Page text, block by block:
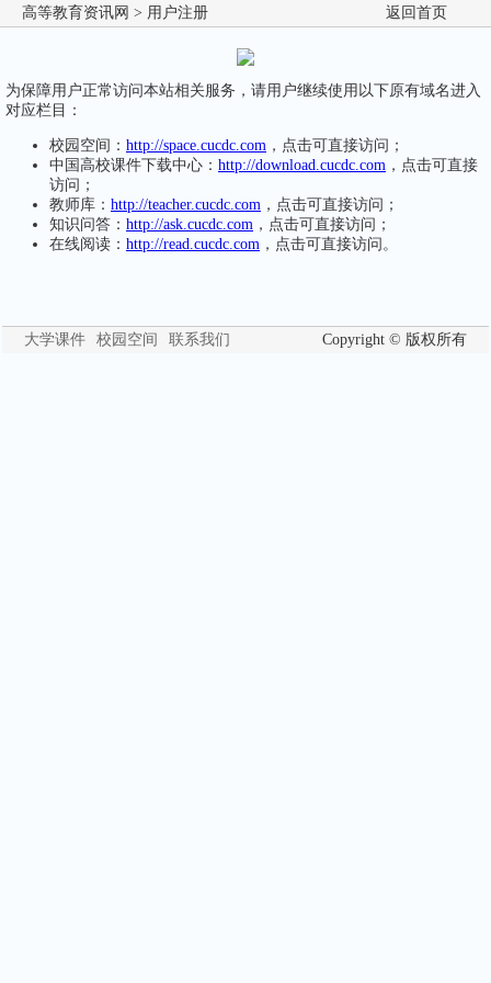
高等教育资讯网 > 用户注册 返回首页
为保障用户正常访问本站相关服务，请用户继续使用以下原有域名进入
对应栏目：
校园空间： http://space.cucdc.com ，点击可直接访问；
中国高校课件下载中心： http://download.cucdc.com ，点击可直接
访问；
教师库： http://teacher.cucdc.com ，点击可直接访问；
知识问答： http://ask.cucdc.com ，点击可直接访问；
在线阅读： http://read.cucdc.com ，点击可直接访问。
大学课件 校园空间 联系我们 Copyright © 版权所有